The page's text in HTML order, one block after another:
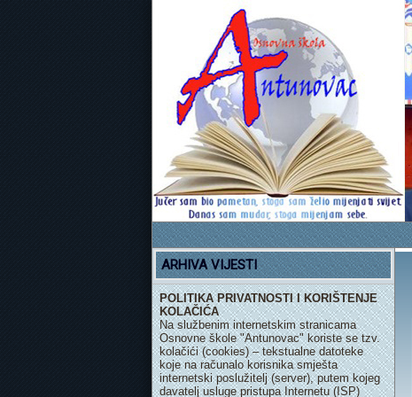
ARHIVA VIJESTI
POLITIKA PRIVATNOSTI I KORIŠTENJE
KOLAČIĆA
Na službenim internetskim stranicama
Osnovne škole "Antunovac" koriste se tzv.
kolačići (cookies) – tekstualne datoteke
koje na računalo korisnika smješta
internetski poslužitelj (server), putem kojeg
davatelj usluge pristupa Internetu (ISP)